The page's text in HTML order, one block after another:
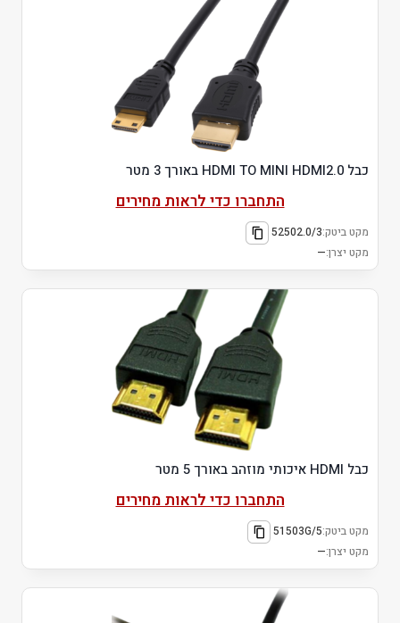
כבל HDMI TO MINI HDMI2.0 באורך 3 מטר
התחברו כדי לראות מחירים
מקט ביטק:52502.0/3
מקט יצרן:—
כבל HDMI איכותי מוזהב באורך 5 מטר
התחברו כדי לראות מחירים
מקט ביטק:51503G/5
מקט יצרן:—